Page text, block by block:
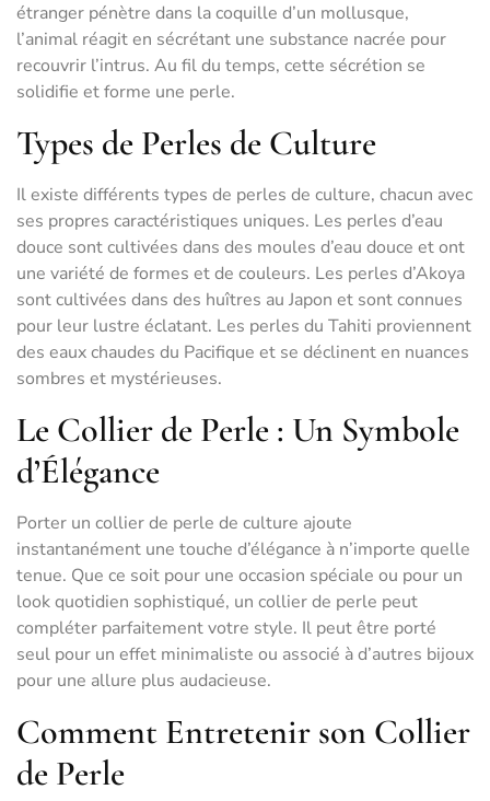
étranger pénètre dans la coquille d’un mollusque,
l’animal réagit en sécrétant une substance nacrée pour
recouvrir l’intrus. Au fil du temps, cette sécrétion se
solidifie et forme une perle.
Types de Perles de Culture
Il existe différents types de perles de culture, chacun avec
ses propres caractéristiques uniques. Les perles d’eau
douce sont cultivées dans des moules d’eau douce et ont
une variété de formes et de couleurs. Les perles d’Akoya
sont cultivées dans des huîtres au Japon et sont connues
pour leur lustre éclatant. Les perles du Tahiti proviennent
des eaux chaudes du Pacifique et se déclinent en nuances
sombres et mystérieuses.
Le Collier de Perle : Un Symbole
d’Élégance
Porter un collier de perle de culture ajoute
instantanément une touche d’élégance à n’importe quelle
tenue. Que ce soit pour une occasion spéciale ou pour un
look quotidien sophistiqué, un collier de perle peut
compléter parfaitement votre style. Il peut être porté
seul pour un effet minimaliste ou associé à d’autres bijoux
pour une allure plus audacieuse.
Comment Entretenir son Collier
de Perle